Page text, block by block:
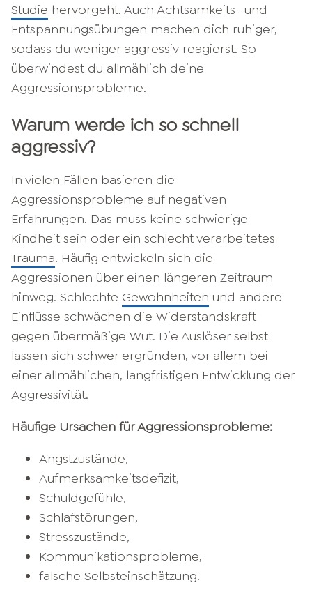
Studie hervorgeht. Auch Achtsamkeits- und
Entspannungsübungen machen dich ruhiger,
sodass du weniger aggressiv reagierst. So
überwindest du allmählich deine
Aggressionsprobleme.
Warum werde ich so schnell
aggressiv?
In vielen Fällen basieren die
Aggressionsprobleme auf negativen
Erfahrungen. Das muss keine schwierige
Kindheit sein oder ein schlecht verarbeitetes
Trauma. Häufig entwickeln sich die
Aggressionen über einen längeren Zeitraum
hinweg. Schlechte Gewohnheiten und andere
Einflüsse schwächen die Widerstandskraft
gegen übermäßige Wut. Die Auslöser selbst
lassen sich schwer ergründen, vor allem bei
einer allmählichen, langfristigen Entwicklung der
Aggressivität.
Häufige Ursachen für Aggressionsprobleme:
Angstzustände,
Aufmerksamkeitsdefizit,
Schuldgefühle,
Schlafstörungen,
Stresszustände,
Kommunikationsprobleme,
falsche Selbsteinschätzung.